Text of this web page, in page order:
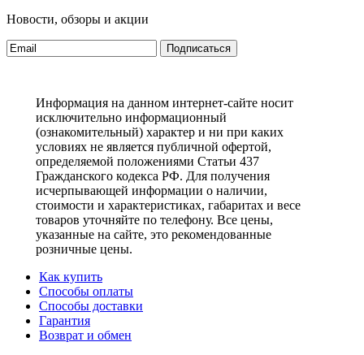
Новости, обзоры и акции
Подписаться
Информация на данном интернет-сайте носит
исключительно информационный
(ознакомительный) характер и ни при каких
условиях не является публичной офертой,
определяемой положениями Статьи 437
Гражданского кодекса РФ. Для получения
исчерпывающей информации о наличии,
стоимости и характеристиках, габаритах и весе
товаров уточняйте по телефону. Все цены,
указанные на сайте, это рекомендованные
розничные цены.
Как купить
Способы оплаты
Способы доставки
Гарантия
Возврат и обмен